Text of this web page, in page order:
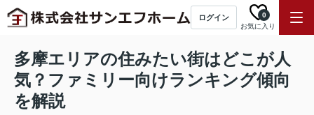
ログイン
お気に入り
0
多摩エリアの住みたい街はどこが人
気？ファミリー向けランキング傾向
を解説